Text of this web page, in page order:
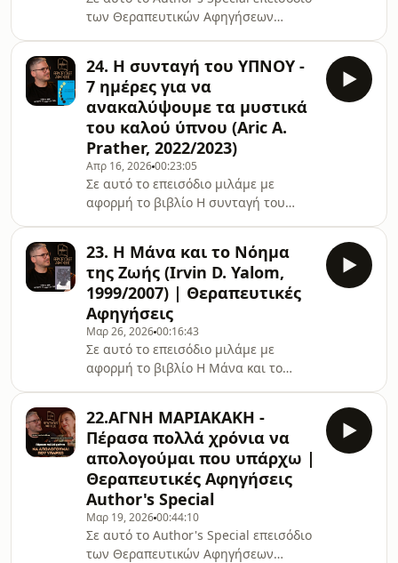
των Θεραπευτικών Αφηγήσεων
συγγραφέα 4 βιβλίων: (2023) ⁠Μαμά,
μπαμπά, μ' ακούτε; (2024) ΟΤΑΝ Η
ΚΑΡΔΙΑ ΜΟΥ ΓΕΜΙΖΕΙ (2025) Η ΔΙΚΗ
ΜΟΥ ΣΤΙΓΜΗ (2026) ΕΧΩ ΠΟΛΛΑ ΝΑ
ΣΟΥ ΠΩ⁠Χρήσιμα Links: ⁠Instagram
Ελένης Βασιλειάδη⁠⁠⁠⁠⁠⁠⁠⁠⁠⁠⁠⁠Instagram Άγγελου
Λεβέντη⁠⁠⁠⁠⁠⁠⁠⁠⁠⁠⁠⁠⁠⁠⁠⁠⁠⁠⁠⁠⁠⁠⁠Youtube⁠⁠⁠⁠⁠⁠⁠⁠⁠ Άγγελου Λεβ
24. H συνταγή του ΥΠΝΟΥ -
7 ημέρες για να
ανακαλύψουμε τα μυστικά
του καλού ύπνου (Aric A.
Prather, 2022/2023)
Απρ 16, 202600:23:05
Σε αυτό το επεισόδιο μιλάμε με
αφορμή το βιβλίο ⁠H συνταγή του
ύπνου. Κυκλοφόρησε το 2023 στα
ελληνικά από Εκδόσεις Πεδίο.⁠⁠⁠Χρήσιμα
Links: ⁠⁠⁠⁠⁠⁠⁠⁠⁠⁠⁠⁠Δωρεάν
ebook⁠⁠⁠⁠⁠⁠⁠⁠⁠⁠⁠⁠⁠⁠⁠⁠⁠⁠⁠⁠⁠⁠⁠⁠Instagram⁠⁠⁠⁠⁠⁠⁠⁠⁠⁠⁠⁠⁠⁠⁠⁠⁠⁠⁠⁠⁠⁠⁠Youtube⁠⁠⁠⁠⁠⁠⁠⁠⁠⁠⁠⁠⁠⁠⁠⁠⁠Μπλουζάκι
ΕΣΩΨΥΧΑ TheGreenPostIt⁠⁠⁠⁠⁠⁠O Άγγελος
Λεβέντης είναι Κλινικός Κοινωνικός
Λειτουργός &amp
23. Η Μάνα και το Νόημα
της Ζωής (Irvin D. Yalom,
1999/2007) | Θεραπευτικές
Αφηγήσεις
Μαρ 26, 202600:16:43
Σε αυτό το επεισόδιο μιλάμε με
αφορμή το βιβλίο ⁠Η Μάνα και το
από Εκδόσεις Άγρα.⁠⁠⁠Χρήσιμα Links:
⁠⁠⁠⁠⁠⁠⁠⁠⁠⁠⁠Δωρεάν
ebook⁠⁠⁠⁠⁠⁠⁠⁠⁠⁠⁠⁠⁠⁠⁠⁠⁠⁠⁠⁠⁠⁠Instagram⁠⁠⁠⁠⁠⁠⁠⁠⁠⁠⁠⁠⁠⁠⁠⁠⁠⁠⁠⁠⁠Youtube⁠⁠⁠⁠⁠⁠⁠⁠⁠⁠⁠⁠⁠⁠⁠Μπλουζάκι
ΕΣΩΨΥΧΑ TheGreenPostIt⁠⁠⁠⁠⁠O Άγγελος
Λεβέντης είναι Κλινικός Κοινωνικός
Λειτουργός &amp; Ψυχοδραματιστής
- Ψυχοθεραπευτής μ
22.ΑΓΝΗ ΜΑΡΙΑΚΑΚΗ -
Πέρασα πολλά χρόνια να
απολογούμαι που υπάρχω |
Θεραπευτικές Αφηγήσεις
Author's Special
Μαρ 19, 202600:44:10
Σε αυτό το Author's Special επεισόδιο
των Θεραπευτικών Αφηγήσεων